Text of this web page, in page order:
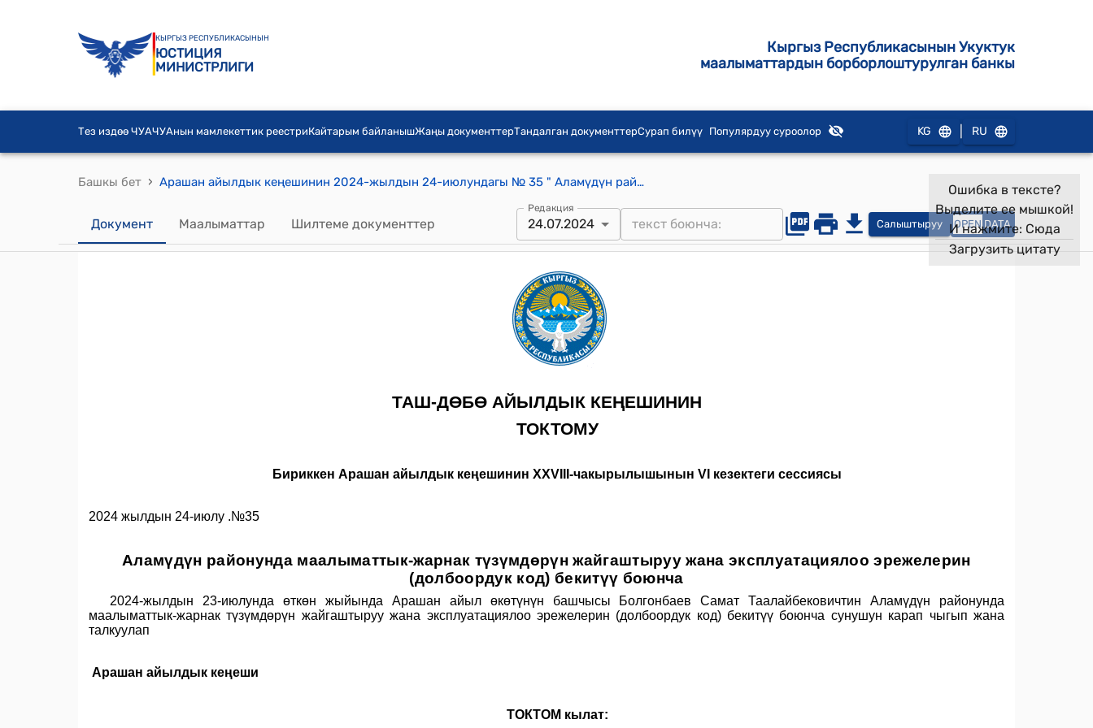
КЫРГЫЗ РЕСПУБЛИКАСЫНЫН
ЮСТИЦИЯ
МИНИСТРЛИГИ
Кыргыз Республикасынын Укуктук
маалыматтардын борборлоштурулган банкы
Тез издөө ЧУАЧУАнын мамлекеттик реестриКайтарым байланышЖаңы документтерТандалган документтерСурап билүү Популярдуу суроолор KG RU
Башкы бет › Арашан айылдык кеңешинин 2024-жылдын 24-июлундагы № 35 " Аламүдүн районунда маалыматтык-жарнак түзүмдөрүн жайгаштыруу жана эксплуатациялоо эрежелерин (долбоордук код) бекитүү боюнча" токтому
Документ Маалыматтар Шилтеме документтер
Редакция
24.07.2024 Салыштыруу OPEN DATA
Ошибка в тексте?
Выделите ее мышкой!
И нажмите: Сюда
Загрузить цитату